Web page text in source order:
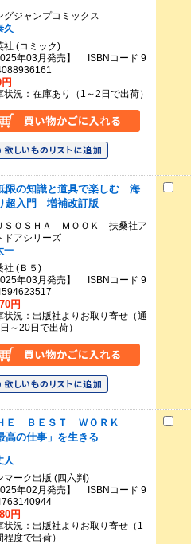
グジャンプコミックス
久
社 (コミック)
年03月発売】 ISBNコード 9
状況：在庫あり（1～2日で出荷）
限の知識と道具で楽しむ 海
超入門 増補改訂版
ＳＯＳＨＡ ＭＯＯＫ 扶桑社ア
ドアシリーズ
一
社 (Ｂ５)
年03月発売】 ISBNコード 9
円
状況：出版社よりお取り寄せ（通
～20日で出荷）
Ｅ ＢＥＳＴ ＷＯＲＫ
高の仕事」を生きる
人
マーク出版 (四六判)
年02月発売】 ISBNコード 9
円
状況：出版社よりお取り寄せ（1
程度で出荷）